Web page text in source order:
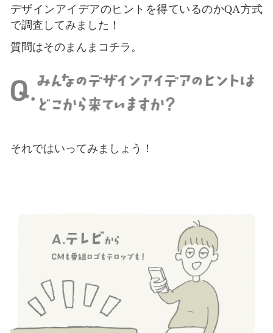
デザインアイデアのヒントを得ているのかQA方式
で調査してみました！
質問はそのまんまコチラ。
それではいってみましょう！